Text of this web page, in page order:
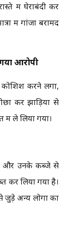
में घेराबंदी कर
में गांजा बरामद
आरोपी
कोशिश करने लगा,
कर झाड़ियों से
में ले लिया गया।
है और उनके कब्जे से
कर लिया गया है।
जुड़े अन्य लोगों का